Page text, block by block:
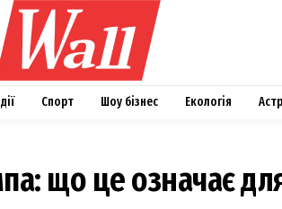
Спорт Шоу бізнес Екологія
що це означає